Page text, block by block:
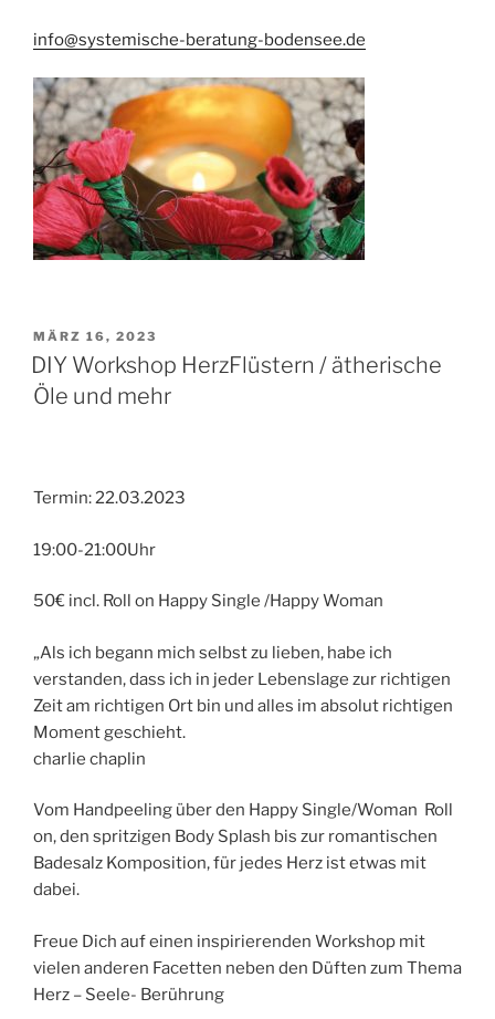
info@systemische-beratung-bodensee.de
VERÖFFENTLICHT
AM
MÄRZ 16, 2023
DIY Workshop HerzFlüstern / ätherische
Öle und mehr
Termin: 22.03.2023
19:00-21:00Uhr
50€ incl. Roll on Happy Single /Happy Woman
„Als ich begann mich selbst zu lieben, habe ich
verstanden, dass ich in jeder Lebenslage zur richtigen
Zeit am richtigen Ort bin und alles im absolut richtigen
Moment geschieht.
charlie chaplin
Vom Handpeeling über den Happy Single/Woman Roll
on, den spritzigen Body Splash bis zur romantischen
Badesalz Komposition, für jedes Herz ist etwas mit
dabei.
Freue Dich auf einen inspirierenden Workshop mit
vielen anderen Facetten neben den Düften zum Thema
Herz – Seele- Berührung